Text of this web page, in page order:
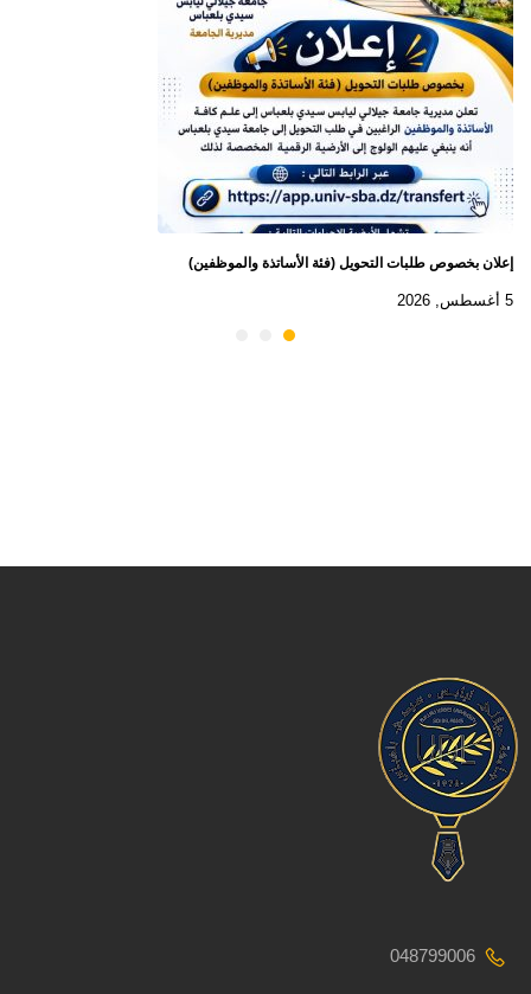
إعلان بخصوص طلبات التحويل (فئة الأساتذة والموظفين)
5 أغسطس, 2026
048799006